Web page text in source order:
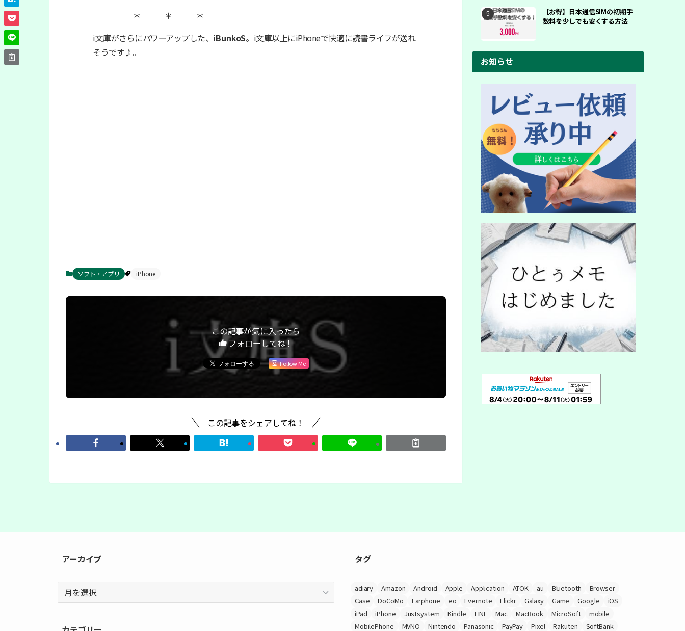
＊ ＊ ＊
i文庫がさらにパワーアップした、 iBunkoS。i文庫以上にiPhoneで快適に読書ライフが送れ
そうです♪。
ソフト・アプリ iPhone
この記事が気に入ったら
フォローしてね！
Follow Me
この記事をシェアしてね！
【お得】日本通信SIMの初期手
数料を少しでも安くする方法
お知らせ
アーカイブ
ー
イ
タグ
adiary Amazon Android Apple Application ATOK au Bluetooth
Browser
Case
DoCoMo Earphone eo Evernote Flickr Galaxy Game Google
iOS
iPad
iPhone Justsystem Kindle LINE Mac MacBook MicroSoft
mobile
MobilePhone
MVNO Nintendo Panasonic PayPay Pixel Rakuten SoftBank